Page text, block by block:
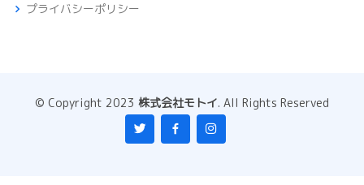
プライバシーポリシー
© Copyright 2023 株式会社モトイ. All Rights Reserved